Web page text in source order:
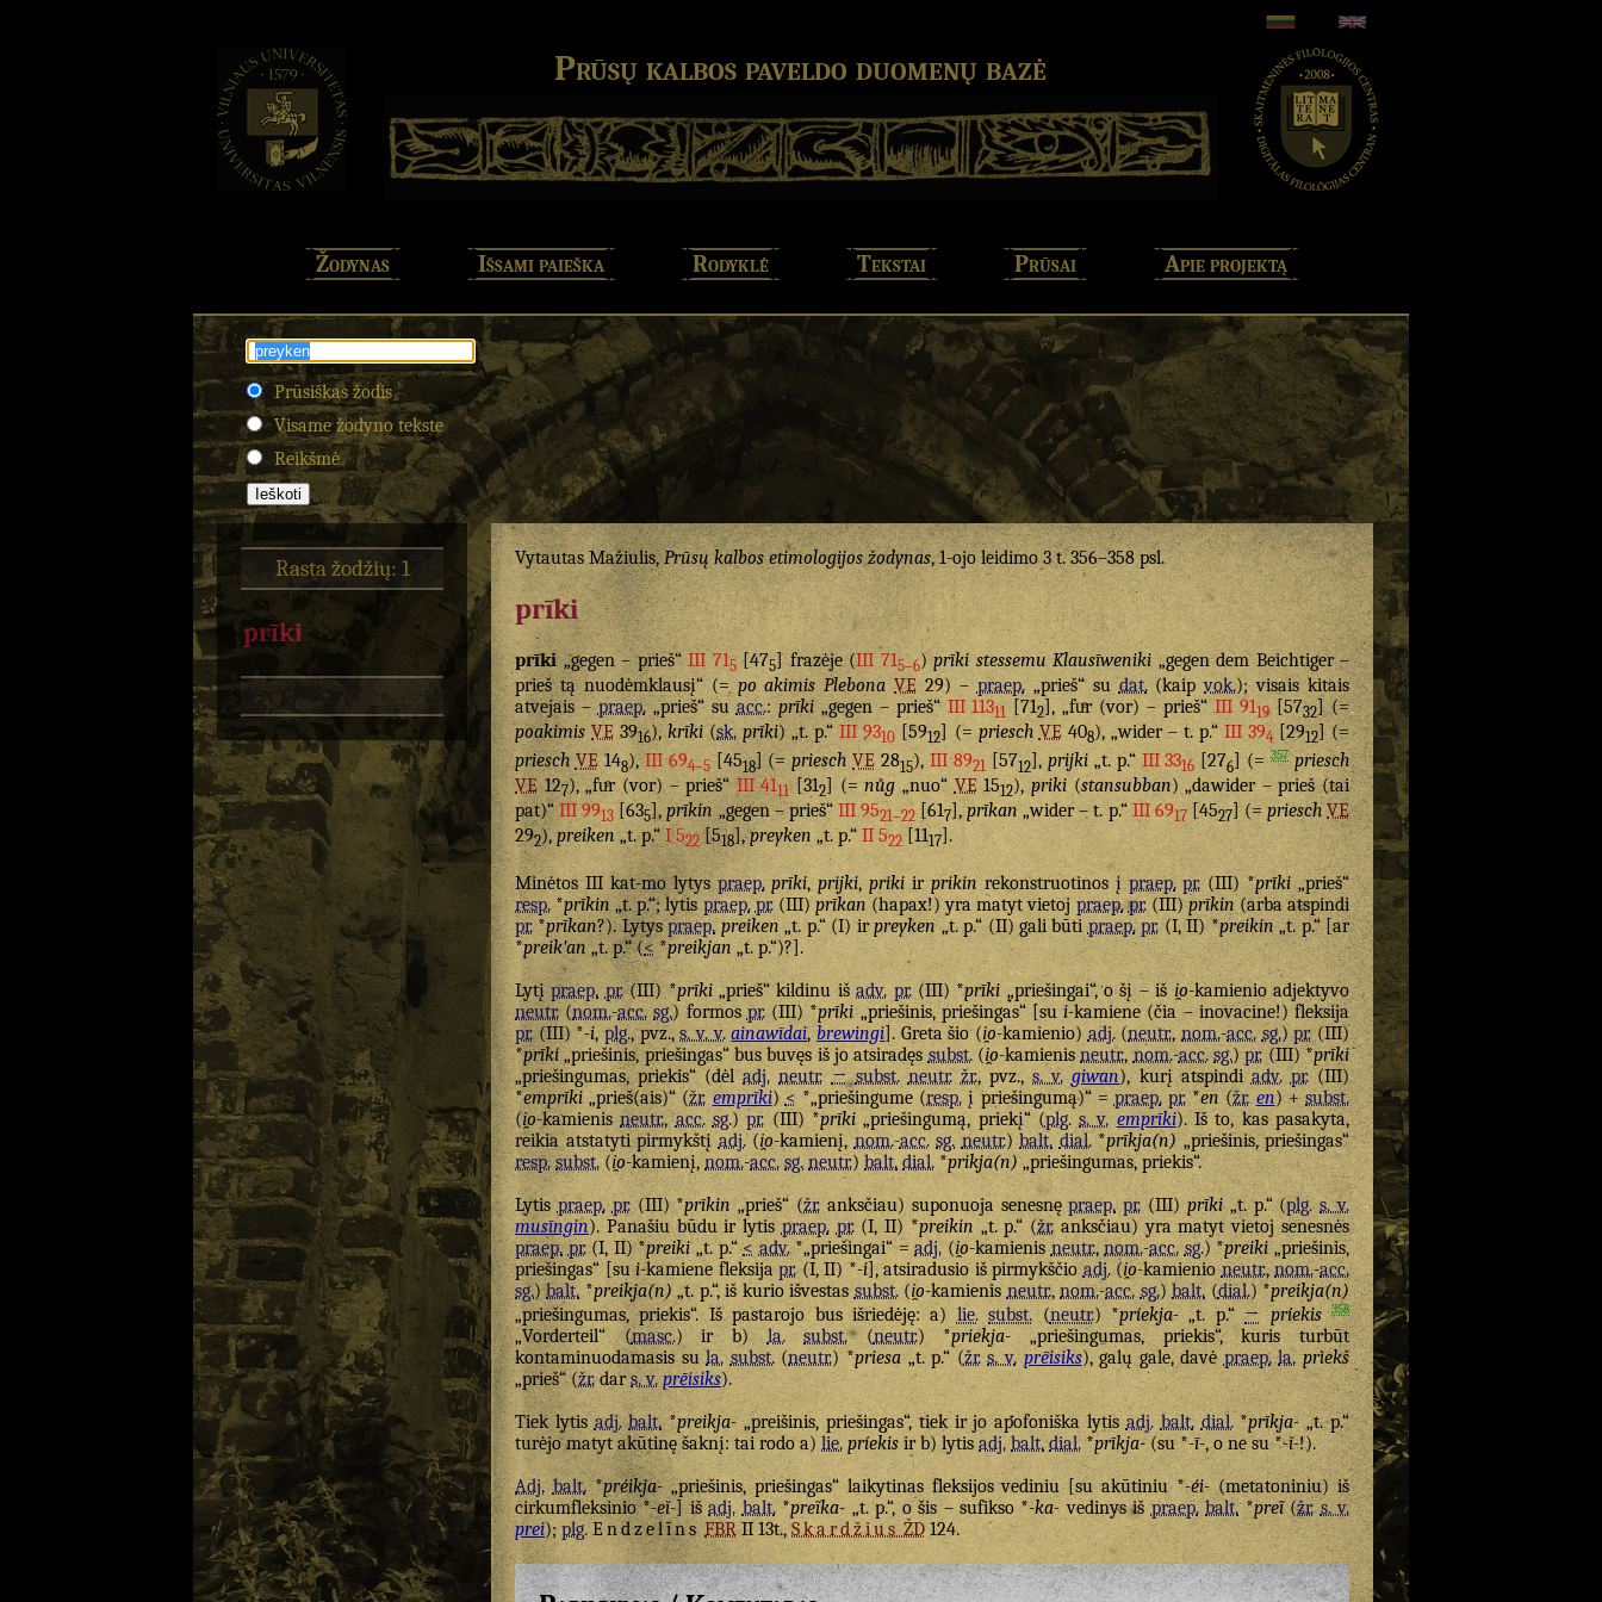
Prūsų kalbos paveldo duomenų bazė
Žodynas Išsami paieška Rodyklė Tekstai Prūsai Apie projektą
Prūsiškas žodis
Visame žodyno tekste
Reikšmė
Rasta žodžių: 1
prīki
Vytautas Mažiulis,Prūsų kalbos etimologijos žodynas, 1-ojo leidimo 3 t. 356–358 psl.
prīki
prīki„gegen – prieš“III 715[475] frazėje (III 715–6)prīki stessemu Klausīweniki„gegen dem Beichtiger –
prieš tą nuodėmklausį“ (=po akimis Plebona VE29) –praep.„prieš“ sudat.(kaipvok.); visais kitais
atvejais –praep.„prieš“ suacc.:prīki„gegen – prieš“III 11311[712], „fuͤr (vor) – prieš“III 9119[5732] (=
poakimis VE3916),krīki(sk. prīki) „t. p.“III 9310[5912] (=priesch VE408), „wider – t. p.“III 394[2912] (=
priesch VE148),III 694–5[4518] (=priesch VE2815),III 8921[5712],prijki„t. p.“III 3316[276] (=357 priesch
VE127), „fuͤr (vor) – prieš“III 4111[312] (=nůg„nuo“VE1512),priki(stansubban) „dawider – prieš (tai
pat)“III 9913[635],prīkin„gegen – prieš“III 9521–22[617],prīkan„wider – t. p.“III 6917[4527] (=priesch VE
292),preiken„t. p.“I 522[518],preyken„t. p.“II 522[1117 ].
Minėtos III kat-mo lytyspraep. prīki,prijki,prikiirprikinrekonstruotinos įpraep. pr.(III) *prīki„prieš“
resp.*prīkin„t. p.“; lytispraep. pr.(III)prīkan(hapax!) yra matyt vietojpraep. pr.(III)prīkin(arba atspindi
pr.*prīkan?). Lytyspraep. preiken„t. p.“ (I) irpreyken„t. p.“ (II) gali būtipraep. pr.(I, II) *preikin„t. p.“ [ar
*preikʹan„t. p.“ (<*preikjan„t. p.“)?].
Lytįpraep. pr.(III) *prīki„prieš“ kildinu išadv. pr.(III) *prīki„priešingai“, o šį – iši̯o-kamienio adjektyvo
neutr.(nom.-acc. sg.) formospr.(III) *prīki„priešinis, priešingas“ [sui-kamiene (čia – inovacine!) fleksija
pr.(III) *-i,plg., pvz.,s. v. v. ainawīdai,brewingi]. Greta šio (i̯o-kamienio)adj.(neutr.,nom.-acc. sg.)pr.(III)
*prīki„priešinis, priešingas“ bus buvęs iš jo atsiradęssubst.(i̯o-kamienisneutr.,nom.-acc. sg.)pr.(III) *prīki
„priešingumas, priekis“ (dėladj. neutr. → subst. neutr. žr., pvz.,s. v. giwan), kurį atspindiadv. pr.(III)
*emprīki„prieš(ais)“ (žr. emprīki)<*„priešingume (resp. į priešingumą)“ =praep. pr.*en(žr. en) +subst.
(i̯o-kamienisneutr.,acc. sg.)pr.(III) *prīki„priešingumą, priekį“ (plg. s. v. emprīki). Iš to, kas pasakyta,
reikia atstatyti pirmykštįadj.(i̯o-kamienį,nom.-acc. sg. neutr.)balt. dial.*prīkja(n)„priešinis, priešingas“
resp. subst.(i̯o-kamienį,nom.-acc. sg. neutr.)balt. dial.*prikja(n)„priešingumas, priekis“.
Lytispraep. pr.(III) *prīkin„prieš“ (žr.anksčiau) suponuoja senesnępraep. pr.(III)prīki„t. p.“ (plg. s. v.
musīngin). Panašiu būdu ir lytispraep. pr.(I, II) *preikin„t. p.“ (žr.anksčiau) yra matyt vietoj senesnės
praep. pr.(I, II) *preiki„t. p.“< adv.*„priešingai“ =adj.(i̯o-kamienisneutr.,nom.-acc. sg.) *preiki„priešinis,
priešingas“ [sui-kamiene fleksijapr.(I, II) *-i], atsiradusio iš pirmykščioadj.(i̯o-kamienioneutr.,nom.-acc.
sg.)balt.*preikja(n)„t. p.“, iš kurio išvestassubst.(i̯o-kamienisneutr.,nom.-acc. sg.)balt.(dial.) *preikja(n)
„priešingumas, priekis“. Iš pastarojo bus išriedėję: a)lie. subst.(neutr.) *príekja-„t. p.“→ príekis 358
„Vorderteil“ (masc.) ir b)la. subst.(neutr.) *priekja-„priešingumas, priekis“, kuris turbūt
kontaminuodamasis sula. subst.(neutr.) *priesa„t. p.“ (žr. s. v. prēisiks), galų gale, davėpraep. la. prìekš
„prieš“ (žr.dars. v. prēisiks).
Tiek lytisadj. balt.*preikja-„preišinis, priešingas“, tiek ir jo apofoniška lytisadj. balt. dial.*prīkja-„t. p.“
turėjo matyt akūtinę šaknį: tai rodo a)lie. príekisir b) lytisadj. balt. dial.*prīkja-(su *-ī-, o ne su *-ĭ-!).
Adj. balt.*préikja-„priešinis, priešingas“ laikytinas fleksijos vediniu [su akūtiniu *-éi-(metatoniniu) iš
cirkumfleksinio *-eĭ-] išadj. balt.*preĩka-„t. p.“, o šis – sufikso *-ka-vedinys išpraep. balt.*preĩ(žr. s. v.
prei);plg. Endzelīns FBRII 13t.,SkardžiusŽD124.